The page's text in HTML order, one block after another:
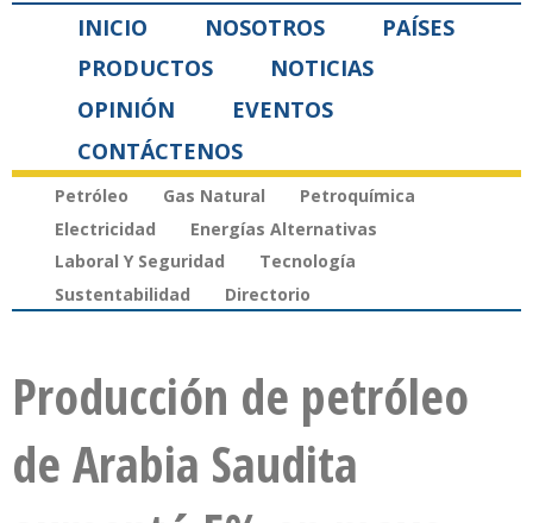
INICIO NOSOTROS
PAÍSES
PRODUCTOS
NOTICIAS
OPINIÓN
EVENTOS
CONTÁCTENOS
Petróleo Gas Natural
Petroquímica
Electricidad
Energías Alternativas
Laboral Y Seguridad
Tecnología
Sustentabilidad
Directorio
Producción de petróleo
de Arabia Saudita